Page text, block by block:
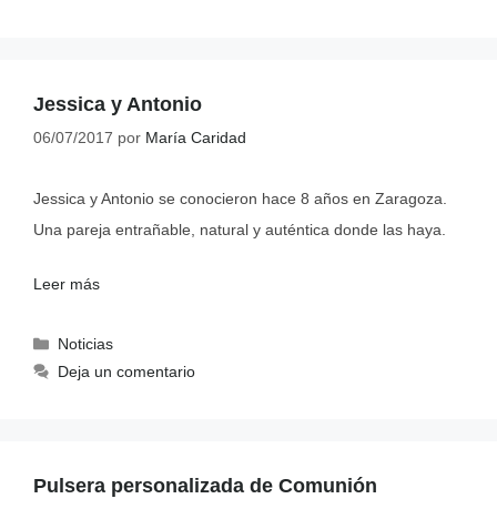
Jessica y Antonio
06/07/2017 por María Caridad
Jessica y Antonio se conocieron hace 8 años en Zaragoza.
Una pareja entrañable, natural y auténtica donde las haya.
Leer más
Noticias
Deja un comentario
Pulsera personalizada de Comunión